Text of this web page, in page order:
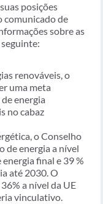
posições
comunicado de
sobre as
renováveis, o
uma meta
energia
no cabaz
o Conselho
de energia a nível
final e 39 %
até 2030. O
a nível da UE
vinculativo.